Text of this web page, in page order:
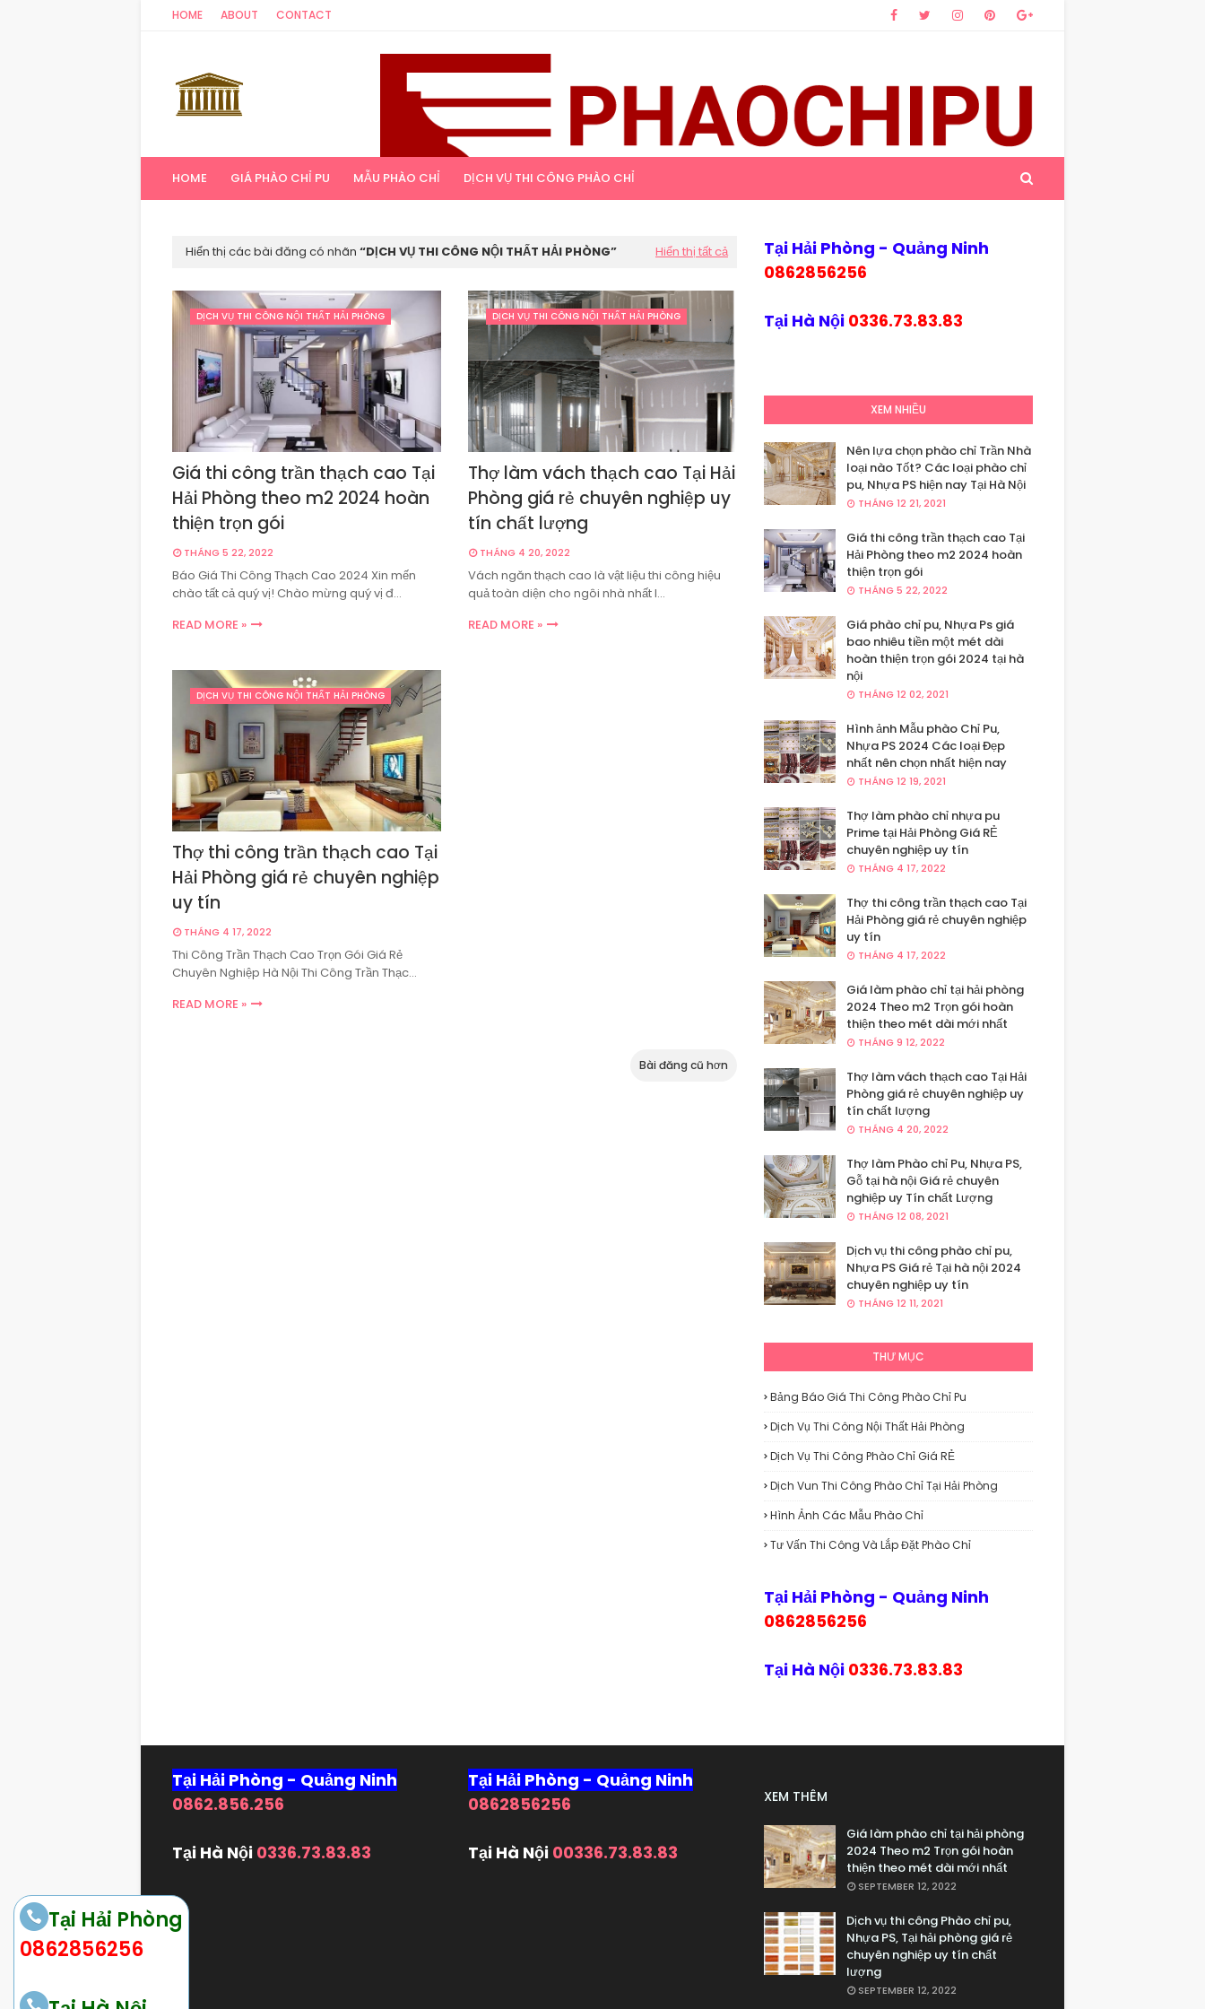
HOME ABOUT CONTACT
HOME GIÁ PHÀO CHỈ PU MẪU PHÀO CHỈ DỊCH VỤ THI CÔNG PHÀO CHỈ
Hiển thị các bài đăng có nhãn DỊCH VỤ THI CÔNG NỘI THẤT HẢI PHÒNG Hiển thị tất cả
DỊCH VỤ THI CÔNG NỘI THẤT HẢI PHÒNG
Giá thi công trần thạch cao Tại
Hải Phòng theo m2 2024 hoàn
thiện trọn gói
THÁNG 5 22, 2022
Báo Giá Thi Công Thạch Cao 2024 Xin mến
chào tất cả quý vị! Chào mừng quý vị đ…
READ MORE »
DỊCH VỤ THI CÔNG NỘI THẤT HẢI PHÒNG
Thợ làm vách thạch cao Tại Hải
Phòng giá rẻ chuyên nghiệp uy
tín chất lượng
THÁNG 4 20, 2022
Vách ngăn thạch cao là vật liệu thi công hiệu
quả toàn diện cho ngôi nhà nhất l…
READ MORE »
DỊCH VỤ THI CÔNG NỘI THẤT HẢI PHÒNG
Thợ thi công trần thạch cao Tại
Hải Phòng giá rẻ chuyên nghiệp
uy tín
THÁNG 4 17, 2022
Thi Công Trần Thạch Cao Trọn Gói Giá Rẻ
Chuyên Nghiệp Hà Nội Thi Công Trần Thạc…
READ MORE »
Bài đăng cũ hơn
Tại Hải Phòng - Quảng Ninh
0862856256
Tại Hà Nội 0336.73.83.83
XEM NHIỀU
Nên lựa chọn phào chỉ Trần Nhà
loại nào Tốt? Các loại phào chỉ
pu, Nhựa PS hiện nay Tại Hà Nội
THÁNG 12 21, 2021
Giá thi công trần thạch cao Tại
Hải Phòng theo m2 2024 hoàn
thiện trọn gói
THÁNG 5 22, 2022
Giá phào chỉ pu, Nhựa Ps giá
bao nhiêu tiền một mét dài
hoàn thiện trọn gói 2024 tại hà
nội
THÁNG 12 02, 2021
Hình ảnh Mẫu phào Chỉ Pu,
Nhựa PS 2024 Các loại Đẹp
nhất nên chọn nhất hiện nay
THÁNG 12 19, 2021
Thợ làm phào chỉ nhựa pu
Prime tại Hải Phòng Giá RẺ
chuyên nghiệp uy tín
THÁNG 4 17, 2022
Thợ thi công trần thạch cao Tại
Hải Phòng giá rẻ chuyên nghiệp
uy tín
THÁNG 4 17, 2022
Giá làm phào chỉ tại hải phòng
2024 Theo m2 Trọn gói hoàn
thiện theo mét dài mới nhất
THÁNG 9 12, 2022
Thợ làm vách thạch cao Tại Hải
Phòng giá rẻ chuyên nghiệp uy
tín chất lượng
THÁNG 4 20, 2022
Thợ làm Phào chỉ Pu, Nhựa PS,
Gỗ tại hà nội Giá rẻ chuyên
nghiệp uy Tín chất Lượng
THÁNG 12 08, 2021
Dịch vụ thi công phào chỉ pu,
Nhựa PS Giá rẻ Tại hà nội 2024
chuyên nghiệp uy tín
THÁNG 12 11, 2021
THƯ MỤC
Bảng Báo Giá Thi Công Phào Chỉ Pu
Dịch Vụ Thi Công Nội Thất Hải Phòng
Dịch Vụ Thi Công Phào Chỉ Giá RẺ
Dịch Vun Thi Công Phào Chỉ Tại Hải Phòng
Hình Ảnh Các Mẫu Phào Chỉ
Tư Vấn Thi Công Và Lắp Đặt Phào Chỉ
Tại Hải Phòng - Quảng Ninh
0862856256
Tại Hà Nội 0336.73.83.83
Tại Hải Phòng - Quảng Ninh
0862.856.256
Tại Hà Nội 0336.73.83.83
Tại Hải Phòng
0862856256
Tại Hải Phòng - Quảng Ninh
0862856256
Tại Hà Nội 00336.73.83.83
XEM THÊM
Giá làm phào chỉ tại hải phòng
2024 Theo m2 Trọn gói hoàn
thiện theo mét dài mới nhất
SEPTEMBER 12, 2022
Dịch vụ thi công Phào chỉ pu,
Nhựa PS, Tại hải phòng giá rẻ
chuyên nghiệp uy tín chất
lượng
SEPTEMBER 12, 2022